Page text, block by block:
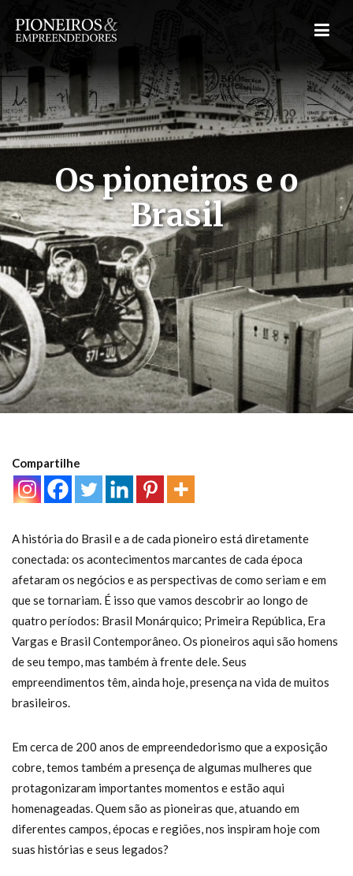
Os pioneiros e o
Brasil
Compartilhe
A história do Brasil e a de cada pioneiro está diretamente
conectada: os acontecimentos marcantes de cada época
afetaram os negócios e as perspectivas de como seriam e em
que se tornariam. É isso que vamos descobrir ao longo de
quatro períodos: Brasil Monárquico; Primeira República, Era
Vargas e Brasil Contemporâneo. Os pioneiros aqui são homens
de seu tempo, mas também à frente dele. Seus
empreendimentos têm, ainda hoje, presença na vida de muitos
brasileiros.
Em cerca de 200 anos de empreendedorismo que a exposição
cobre, temos também a presença de algumas mulheres que
protagonizaram importantes momentos e estão aqui
homenageadas. Quem são as pioneiras que, atuando em
diferentes campos, épocas e regiões, nos inspiram hoje com
suas histórias e seus legados?